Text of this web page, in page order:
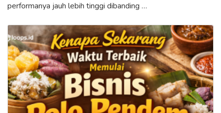
performanya jauh lebih tinggi dibanding …